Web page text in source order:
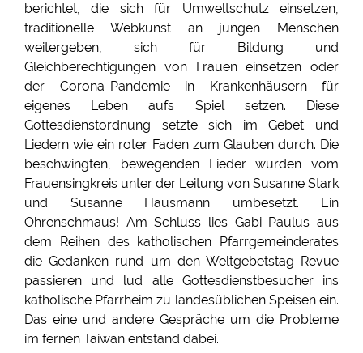
berichtet, die sich für Umweltschutz einsetzen,
traditionelle Webkunst an jungen Menschen
weitergeben, sich für Bildung und
Gleichberechtigungen von Frauen einsetzen oder
der Corona-Pandemie in Krankenhäusern für
eigenes Leben aufs Spiel setzen. Diese
Gottesdienstordnung setzte sich im Gebet und
Liedern wie ein roter Faden zum Glauben durch. Die
beschwingten, bewegenden Lieder wurden vom
Frauensingkreis unter der Leitung von Susanne Stark
und Susanne Hausmann umbesetzt. Ein
Ohrenschmaus! Am Schluss lies Gabi Paulus aus
dem Reihen des katholischen Pfarrgemeinderates
die Gedanken rund um den Weltgebetstag Revue
passieren und lud alle Gottesdienstbesucher ins
katholische Pfarrheim zu landesüblichen Speisen ein.
Das eine und andere Gespräche um die Probleme
im fernen Taiwan entstand dabei.